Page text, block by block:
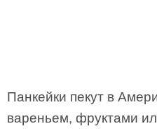
Панкейки пекут в
вареньем, фруктами